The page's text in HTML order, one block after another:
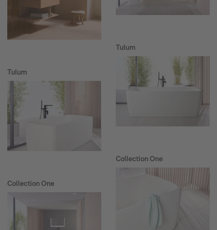
Tulum
Collection One
Tulum
Collection One